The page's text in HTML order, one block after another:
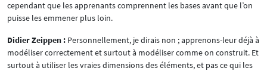
cependant que les apprenants comprennent les bases avant que l’on
puisse les emmener plus loin.
Didier Zeippen : Personnellement, je dirais non ; apprenons-leur déjà à
modéliser correctement et surtout à modéliser comme on construit. Et
surtout à utiliser les vraies dimensions des éléments, et pas ce qui les